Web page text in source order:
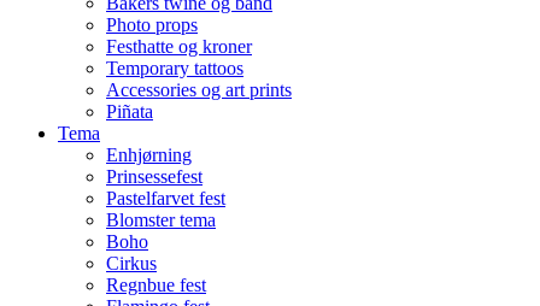
Photo props
Festhatte og kroner
Temporary tattoos
Accessories og art prints
Piñata
Tema
Enhjørning
Prinsessefest
Pastelfarvet fest
Blomster tema
Boho
Cirkus
Regnbue fest